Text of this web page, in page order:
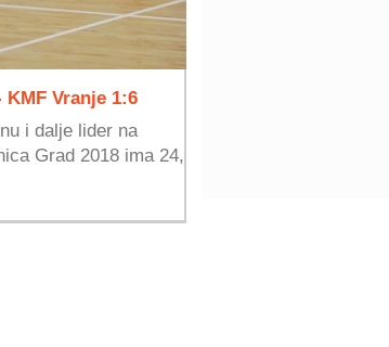
Vranje 1:6
i dalje lider na
Grad 2018 ima 24,